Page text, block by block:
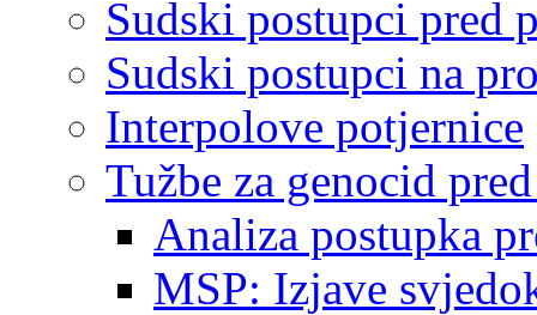
Sudski postupci pred
Sudski postupci na
Interpolove potjernice
Tužbe za genocid
Analiza postupka
MSP: Izjave